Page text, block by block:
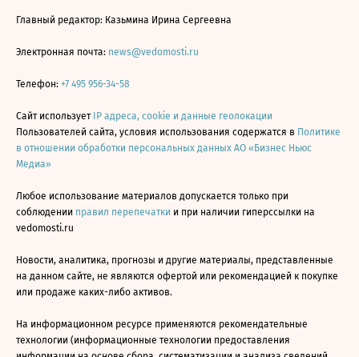
Главный редактор: Казьмина Ирина Сергеевна
Электронная почта: news@vedomosti.ru
Телефон: +7 495 956-34-58
Сайт использует IP адреса, cookie и данные геолокации
Пользователей сайта, условия использования содержатся в Политике
в отношении обработки персональных данных АО «Бизнес Ньюс
Медиа»
Любое использование материалов допускается только при
соблюдении правил перепечатки и при наличии гиперссылки на
vedomosti.ru
Новости, аналитика, прогнозы и другие материалы, представленные
на данном сайте, не являются офертой или рекомендацией к покупке
или продаже каких-либо активов.
На информационном ресурсе применяются рекомендательные
технологии (информационные технологии предоставления